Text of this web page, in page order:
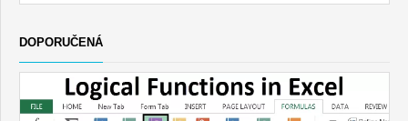
DOPORUČENÁ